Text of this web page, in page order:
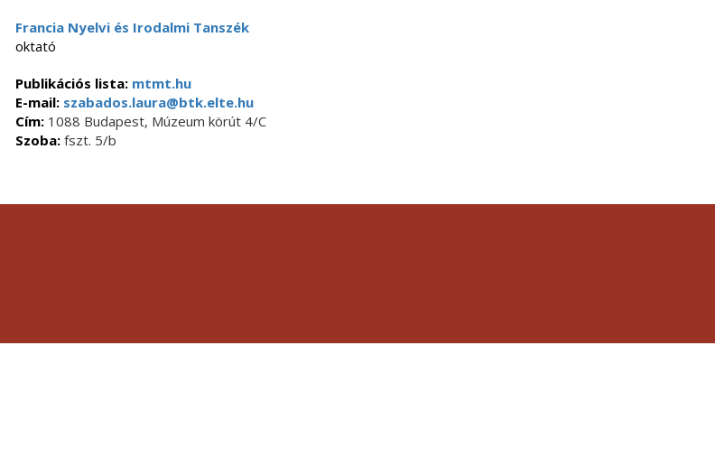
Francia Nyelvi és Irodalmi Tanszék
oktató
Publikációs lista: mtmt.hu
E-mail:szabados.laura@btk.elte.hu
Cím:1088 Budapest, Múzeum körút 4/C
Szoba:fszt. 5/b